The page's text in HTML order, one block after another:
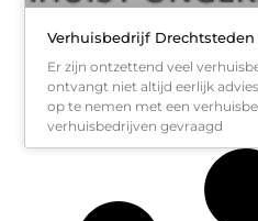
Verhuisbedrijf
Er zijn ontzettend veel
ontvangt niet altijd eerlijk
op te nemen met een
verhuisbedrijven gevraagd